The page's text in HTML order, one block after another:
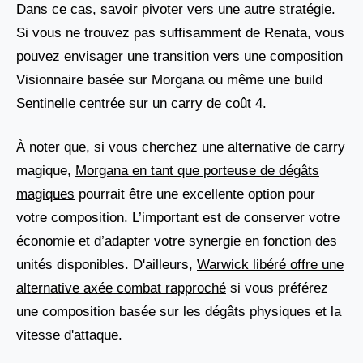
Dans ce cas, savoir pivoter vers une autre stratégie.
Si vous ne trouvez pas suffisamment de Renata, vous
pouvez envisager une transition vers une composition
Visionnaire basée sur Morgana ou même une build
Sentinelle centrée sur un carry de coût 4.
À noter que, si vous cherchez une alternative de carry
magique, Morgana en tant que porteuse de dégâts
magiques pourrait être une excellente option pour
votre composition. L’important est de conserver votre
économie et d’adapter votre synergie en fonction des
unités disponibles. D'ailleurs, Warwick libéré offre une
alternative axée combat rapproché si vous préférez
une composition basée sur les dégâts physiques et la
vitesse d'attaque.